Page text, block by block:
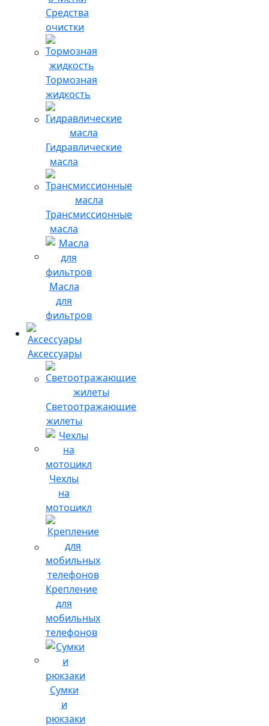
Средства
очистки
Тормозная
жидкость
Гидравлические
масла
Трансмиссионные
масла
Масла
для
фильтров
Аксессуары
Светоотражающие
жилеты
Чехлы
на
мотоцикл
Крепление
для
мобильных
телефонов
Сумки
и
рюкзаки